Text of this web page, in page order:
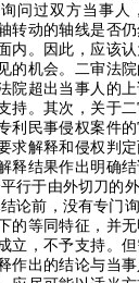
问过双方当事人
转动的轴线是否
内。因此，应该
的机会。二审法院
院超出当事人的
持。其次，关于
利民事侵权案件
求解释和侵权判
释结果作出明确
行于由外切刀的
论前，没有专门
的等同特征，并
立，不予支持。
作出的结论与当